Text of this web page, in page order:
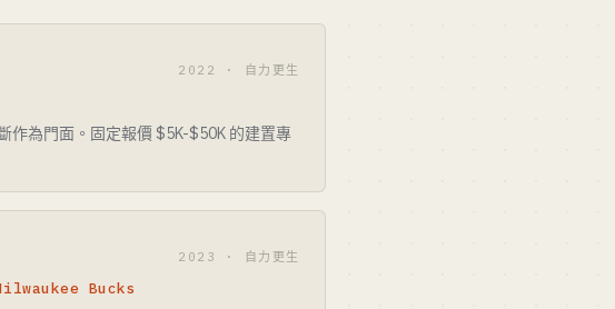
2022 · 自力更生
為門面。固定報價 $5K-$50K 的建置專
2023 · 自力更生
Bucks